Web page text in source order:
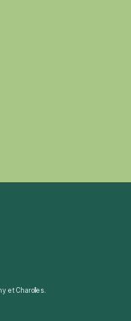
et Charolles.